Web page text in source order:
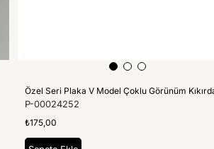
P-00024252
₺175,00